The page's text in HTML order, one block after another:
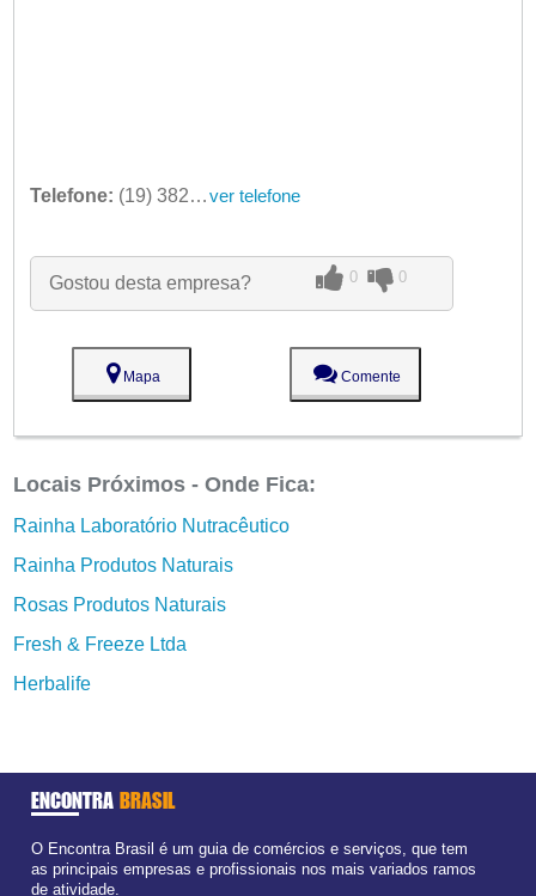
Telefone: (19) 3828-8815 ver telefone
Gostou desta empresa? 0 0
Mapa Comente
Locais Próximos - Onde Fica:
Rainha Laboratório Nutracêutico
Rainha Produtos Naturais
Rosas Produtos Naturais
Fresh & Freeze Ltda
Herbalife
ENCONTRA BRASIL
O Encontra Brasil é um guia de comércios e serviços, que tem
as principais empresas e profissionais nos mais variados ramos
de atividade.